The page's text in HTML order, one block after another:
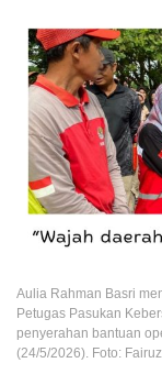
Aulia Rahman Basri
Petugas Pasukan
penyerahan bantuan
(24/5/2026). Foto: